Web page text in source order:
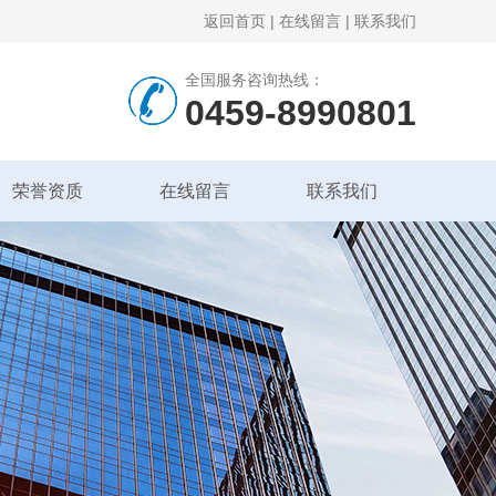
返回首页 | 在线留言 | 联系我们
全国服务咨询热线：
0459-8990801
荣誉资质 在线留言 联系我们